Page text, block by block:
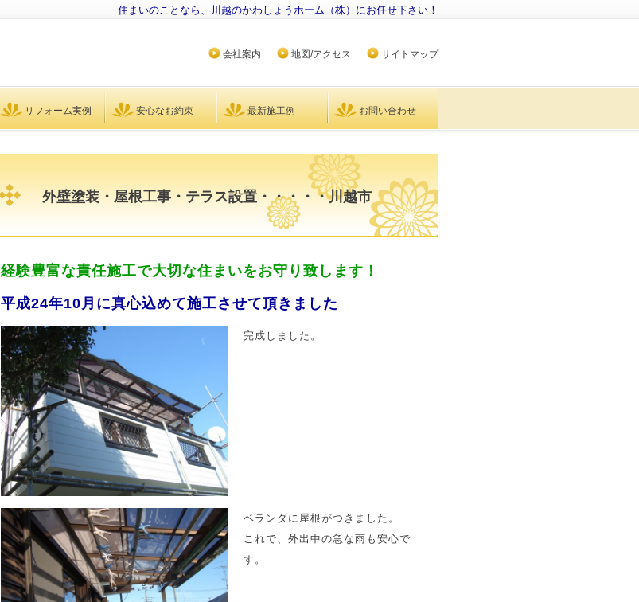
住まいのことなら、川越のかわしょうホーム（株）にお任せ下さい！
会社案内 地図/アクセス サイトマップ
リフォーム実例 安心なお約束 最新施工例 お問い合わせ
外壁塗装・屋根工事・テラス設置・・・・・川越市
経験豊富な責任施工で大切な住まいをお守り致します！
平成24年10月に真心込めて施工させて頂きました
完成しました。
ベランダに屋根がつきました。
これで、外出中の急な雨も安心で
す。